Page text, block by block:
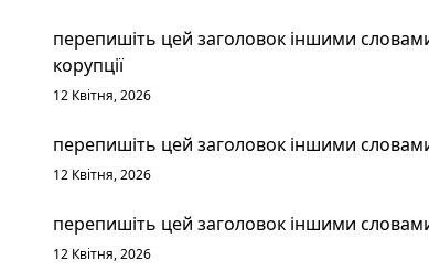
перепишіть цей заголовок іншими
корупції
12 Квітня, 2026
перепишіть цей заголовок іншими
12 Квітня, 2026
перепишіть цей заголовок іншими
12 Квітня, 2026